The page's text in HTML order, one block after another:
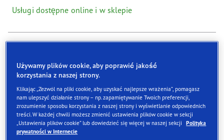
Usługi dostępne online i w sklepie
Znajdź opony
Używamy plików cookie, aby poprawić jakość
korzystania z naszej strony.
Klikając „Zezwól na pliki cookie, aby uzyskać najlepsze wrażenia”, pomagasz
nam ulepszyć działanie strony – np. zapamiętywanie Twoich preferencji,
zrozumienie sposobu korzystania z naszej strony i wyświetlanie odpowiednich
treści. W każdej chwili możesz zmienić ustawienia plików cookie w sekcji
„Ustawienia plików cookie” lub dowiedzieć się więcej w naszej sekcji
Polityka
prywatności w Internecie